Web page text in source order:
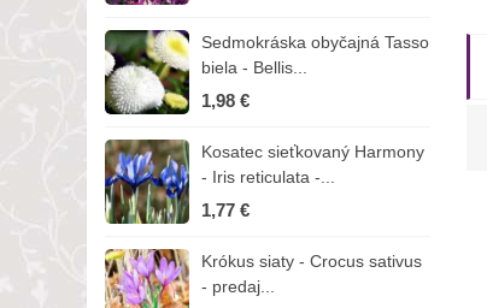
Sedmokráska obyčajná Tasso
biela - Bellis...
1,98 €
Kosatec sieťkovaný Harmony
- Iris reticulata -...
1,77 €
Krókus siaty - Crocus sativus
- predaj...